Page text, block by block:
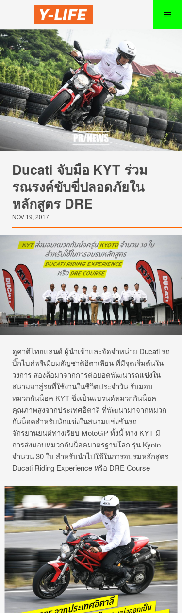
Ducati จับมือ KYT ร่วม
รณรงค์ขับขี่ปลอดภัยใน
หลักสูตร DRE
NOV 19, 2017
ดูคาติไทยแลนด์ ผู้นำเข้าและจัดจำหน่าย Ducati รถ
บิ๊กไบค์พรีเมียมสัญชาติอิตาเลียนที่มีจุดเริ่มต้นใน
วงการ สองล้อมาจากการต่อยอดพัฒนารถแข่งใน
สนามมาสู่รถที่ใช้งานในชีวิตประจำวัน รับมอบ
หมวกกันน็อค KYTซึ่งเป็นแบรนด์หมวกกันน็อค
คุณภาพสูงจากประเทศอิตาลี ที่พัฒนามาจากหมวก
กันน็อคสำหรับนักแข่งในสนามแข่งขันรถ
จักรยานยนต์ทางเรียบ MotoGPทั้งนี้ทาง KYT มี
การส่งมอบหมวกกันน็อคมาตรฐานโลก รุ่น Kyoto
จำนวน30ใบ สำหรับนำไปใช้ในการอบรมหลักสูตร
Ducati Riding Experienceหรือ DRE Course